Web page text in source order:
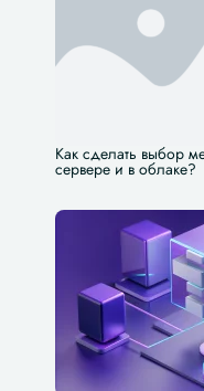
Как сделать выбор
сервере и в облаке?